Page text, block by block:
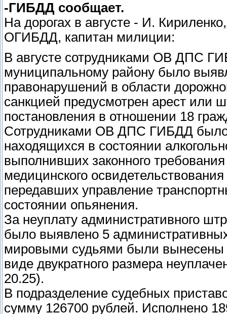
-ГИБДД сообщает.
На дорогах в августе - И.
ОГИБДД, капитан милиции:
В августе сотрудниками ОВ ДПС
муниципальному району было
правонарушений в области
санкцией предусмотрен арест
постановления в отношении 18
Сотрудниками ОВ ДПС ГИБДД
находящихся в состоянии
выполнивших законного
медицинского
передавших управление
состоянии опьянения.
За неуплату административного
было выявлено 5
мировыми судьями были вынесены
виде двукратного размера
20.25).
В подразделение судебных
сумму 126700 рублей. Исполнено